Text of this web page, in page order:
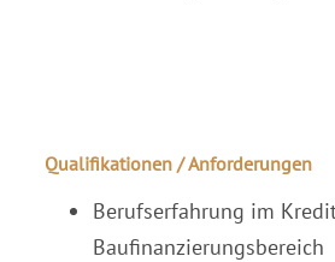
Qualifikationen / Anforderungen
Berufserfahrung im
Baufinanzierungsbereich